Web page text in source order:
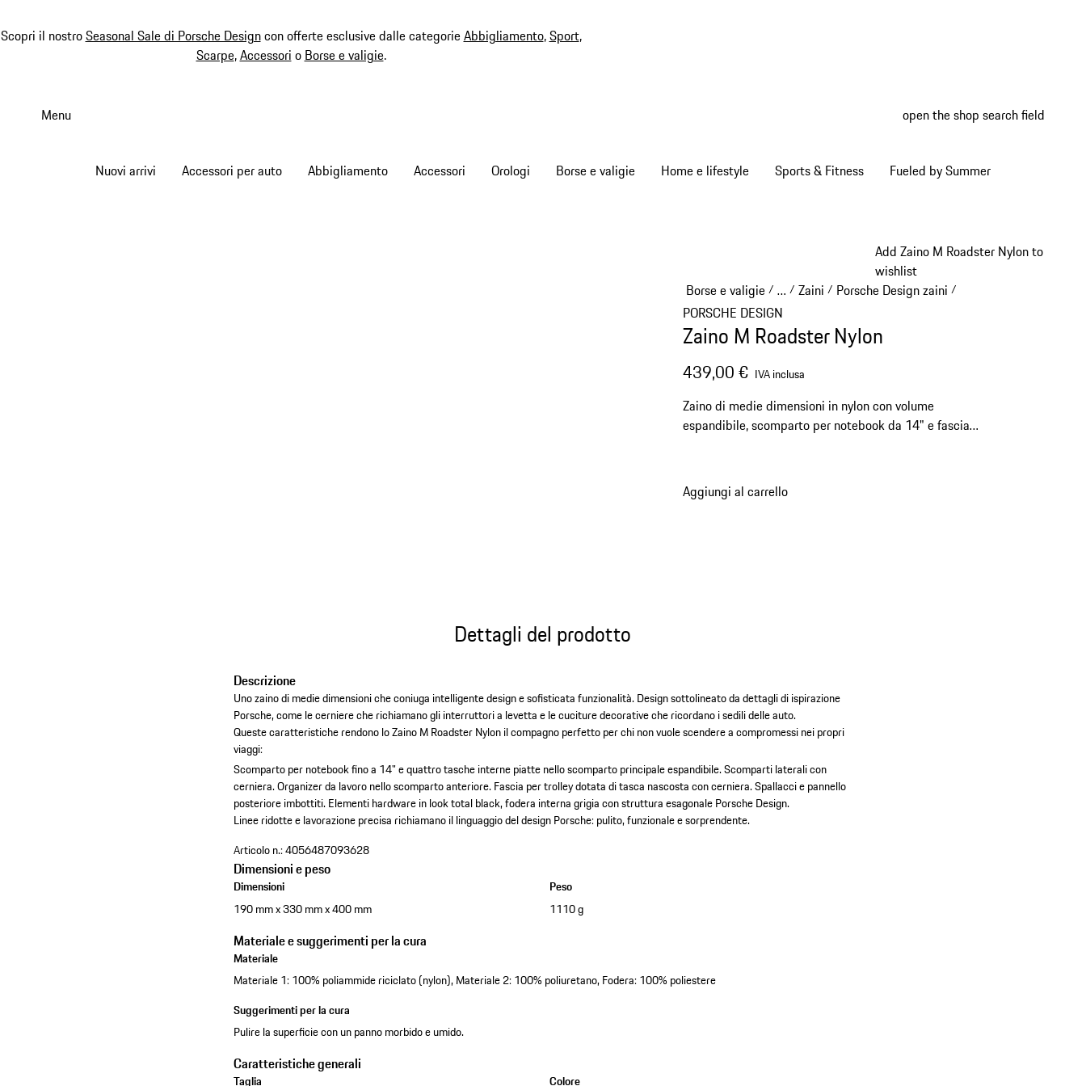
Scopri il nostroSeasonal Sale di Porsche Designcon offerte esclusive dalle categorieAbbigliamento,Sport,
Scarpe,Accessori o Borse e valigie.
Menu open the shop search field
Nuovi arrivi Accessori per auto Abbigliamento Accessori Orologi Borse e valigie Home e lifestyle Sports & Fitness Fueled by Summer
Add Zaino M Roadster Nylon to
wishlist
Borse e valigie/ …
Reveal collapsed breadcrumb items
/ Zaini / Porsche Design zaini /
PORSCHE DESIGN
Zaino M Roadster Nylon
439,00 € IVA inclusa
Zaino di medie dimensioni in nylon con volume
espandibile, scomparto per notebook da 14" e fascia
Aggiungi al carrello
Dettagli del prodotto
Descrizione
Uno zaino di medie dimensioni che coniuga intelligente design e sofisticata funzionalità. Design sottolineato da dettagli di ispirazione
Porsche, come le cerniere che richiamano gli interruttori a levetta e le cuciture decorative che ricordano i sedili delle auto.
Queste caratteristiche rendono lo Zaino M Roadster Nylon il compagno perfetto per chi non vuole scendere a compromessi nei propri
viaggi:
Scomparto per notebook fino a 14" e quattro tasche interne piatte nello scomparto principale espandibile.Scomparti laterali con
cerniera.Organizer da lavoro nello scomparto anteriore.Fascia per trolley dotata di tasca nascosta con cerniera.Spallacci e pannello
posteriore imbottiti.Elementi hardware in look total black, fodera interna grigia con struttura esagonale Porsche Design.
Linee ridotte e lavorazione precisa richiamano il linguaggio del design Porsche: pulito, funzionale e sorprendente.
Articolo n.:4056487093628
Dimensioni e peso
Dimensioni
190 mm x 330 mm x 400 mm
Peso
1110 g
Materiale e suggerimenti per la cura
Materiale
Materiale 1: 100% poliammide riciclato (nylon), Materiale 2: 100% poliuretano, Fodera: 100% poliestere
Suggerimenti per la cura
Pulire la superficie con un panno morbido e umido.
Caratteristiche generali
Taglia Colore